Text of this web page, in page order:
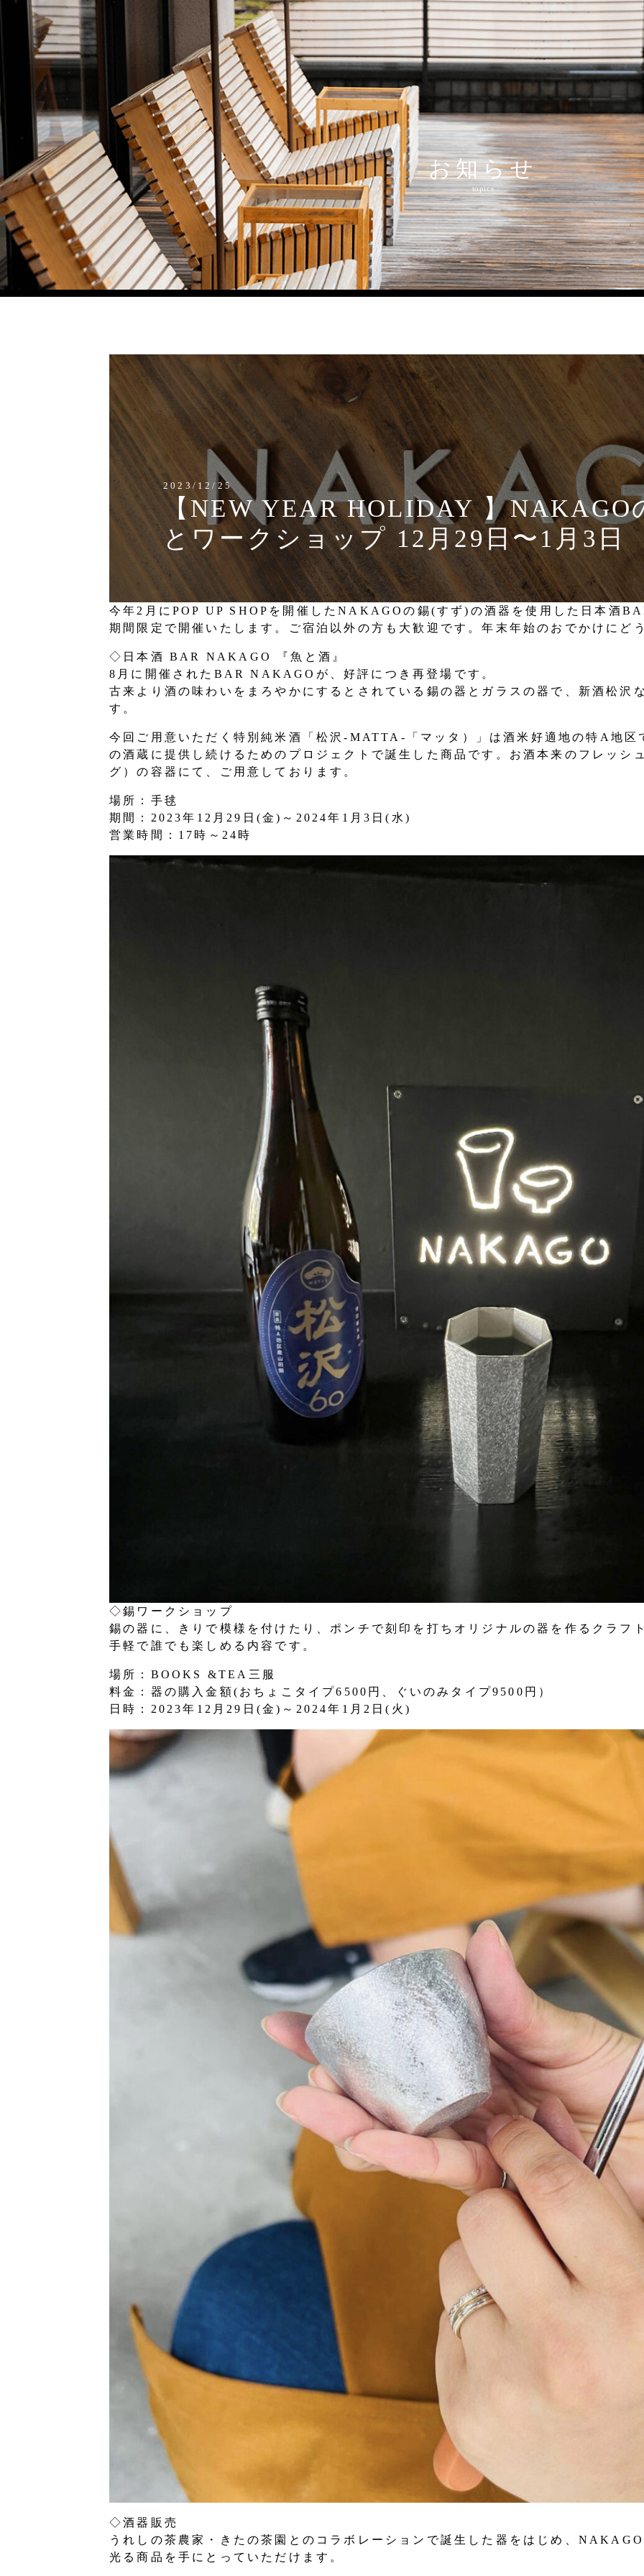
イベント
event
和多屋の魅力 水明荘
suimeiso
和多屋別荘
watayabesso
食事・施設・体
restaurant&spa
お知らせ
topics
2023/12/25
【NEW YEAR HOLIDAY 】NAKAGO
とワークショップ 12月29日〜1月3日
今年2月にPOP UP SHOPを開催したNAKAGOの錫(すず)の酒器を使用した日本酒
期間限定で開催いたします。ご宿泊以外の方も大歓迎です。年末年始のおでかけにど
◇日本酒 BAR NAKAGO 『魚と酒』
8月に開催されたBAR NAKAGOが、好評につき再登場です。
古来より酒の味わいをまろやかにするとされている錫の器とガラスの器で、新酒松沢
す。
今回ご用意いただく特別純米酒「松沢-MATTA-「マッタ）」は酒米好適地の特A地区
の酒蔵に提供し続けるためのプロジェクトで誕生した商品です。お酒本来のフレッシ
グ）の容器にて、ご用意しております。
場所：手毬
期間：2023年12月29日(金)～2024年1月3日(水)
営業時間：17時～24時
◇錫ワークショップ
錫の器に、きりで模様を付けたり、ポンチで刻印を打ちオリジナルの器を作るクラフ
手軽で誰でも楽しめる内容です。
場所：BOOKS &TEA三服
料金：器の購入金額(おちょこタイプ6500円、ぐいのみタイプ9500円）
日時：2023年12月29日(金)～2024年1月2日(火)
◇酒器販売
うれしの茶農家・きたの茶園とのコラボレーションで誕生した器をはじめ、
光る商品を手にとっていただけます。